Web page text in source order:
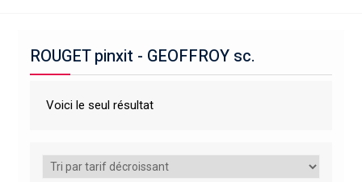
ROUGET pinxit - GEOFFROY sc.
Voici le seul résultat